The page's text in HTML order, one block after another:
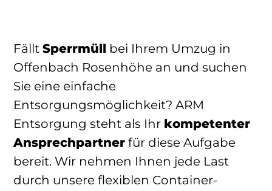
Fällt Sperrmüll bei Ihrem Umzug in
Offenbach Rosenhöhe an und suchen
Sie eine einfache
Entsorgungsmöglichkeit? ARM
Entsorgung steht als Ihr kompetenter
Ansprechpartner für diese Aufgabe
bereit. Wir nehmen Ihnen jede Last
durch unsere flexiblen Container-